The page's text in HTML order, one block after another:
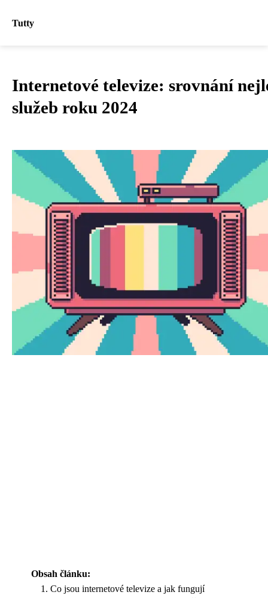
Tutty
Internetové televize: srovnání
služeb roku 2024
Obsah článku:
Co jsou internetové televize a jak fungují